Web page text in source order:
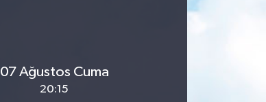
07 Ağustos Cuma
20:15